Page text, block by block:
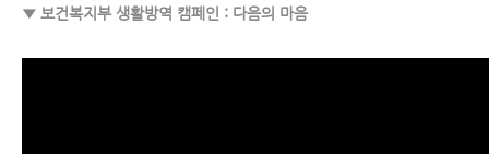
▼ 보건복지부 생활방역 캠페인 : 다음의 마음